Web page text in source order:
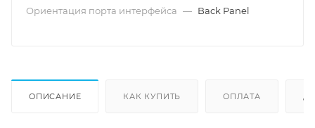
Ориентация порта интерфейса — Back Panel
ОПИСАНИЕ КАК КУПИТЬ ОПЛАТА